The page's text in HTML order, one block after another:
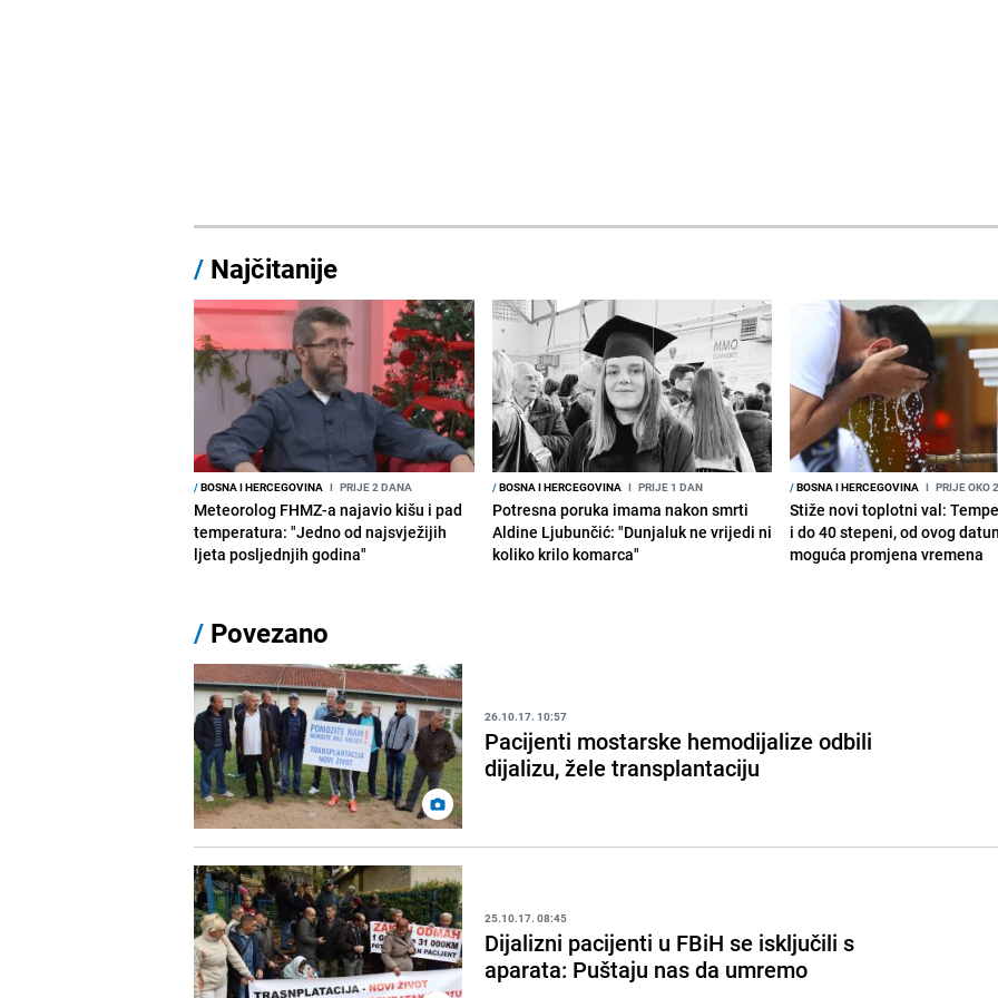
/ Najčitanije
/BOSNA I HERCEGOVINA I PRIJE 2 DANA
Meteorolog FHMZ-a najavio kišu i pad
temperatura: "Jedno od najsvježijih
ljeta posljednjih godina"
/BOSNA I HERCEGOVINA I PRIJE 1 DAN
Potresna poruka imama nakon smrti
Aldine Ljubunčić: "Dunjaluk ne vrijedi ni
koliko krilo komarca"
/BOSNA I HERCEGOVINA I PRIJE OKO
Stiže novi toplotni val:
i do 40 stepeni, od ovog
moguća promjena vremena
/ Povezano
26.10.17. 10:57
Pacijenti mostarske hemodijalize odbili
dijalizu, žele transplantaciju
25.10.17. 08:45
Dijalizni pacijenti u FBiH se isključili s
aparata: Puštaju nas da umremo